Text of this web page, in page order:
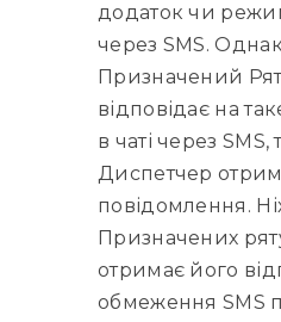
додаток чи
через SMS.
Призначений
відповідає на
в чаті через SMS,
Диспетчер
повідомлення.
Призначених
отримає його
обмеження SMS